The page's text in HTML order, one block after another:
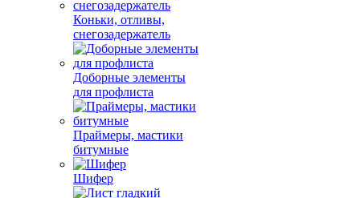
Коньки, отливы,
снегозадержатель
Доборные элементы
для профлиста
Праймеры, мастики
битумные
Шифер